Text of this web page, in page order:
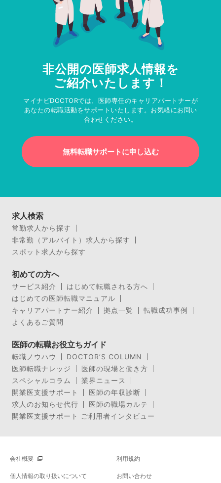
非公開の医師求人情報を
ご紹介いたします！
マイナビDOCTORでは、医師専任のキャリアパートナーが
あなたの転職活動をサポートいたします。お気軽にお問い
合わせください。
無料転職サポートに申し込む
求人検索
常勤求人から探す
非常勤（アルバイト）求人から探す
スポット求人から探す
初めての方へ
サービス紹介
はじめて転職される方へ
はじめての医師転職マニュアル
キャリアパートナー紹介
拠点一覧
転職成功事例
よくあるご質問
医師の転職お役立ちガイド
転職ノウハウ
DOCTOR’S COLUMN
医師転職ナレッジ
医師の現場と働き方
スペシャルコラム
業界ニュース
開業医支援サポート
医師の年収診断
求人のお知らせ代行
医師の職場カルテ
開業医支援サポート ご利用者インタビュー
会社概要 利用規約
個人情報の取り扱いについて お問い合わせ